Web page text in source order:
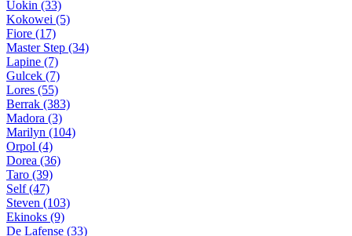
Uokin (33)
Kokowei (5)
Fiore (17)
Master Step (34)
Lapine (7)
Gulcek (7)
Lores (55)
Berrak (383)
Madora (3)
Marilyn (104)
Orpol (4)
Dorea (36)
Taro (39)
Self (47)
Steven (103)
Ekinoks (9)
De Lafense (33)